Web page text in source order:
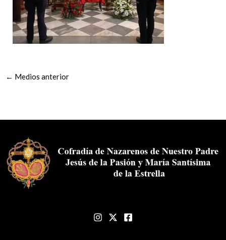
← Medios anterior